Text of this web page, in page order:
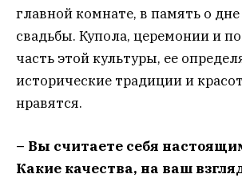
главной комнате, в память о
свадьбы. Купола, церемонии и
часть этой культуры, ее
исторические традиции и
нравятся.
– Вы считаете себя
Какие качества, на ваш